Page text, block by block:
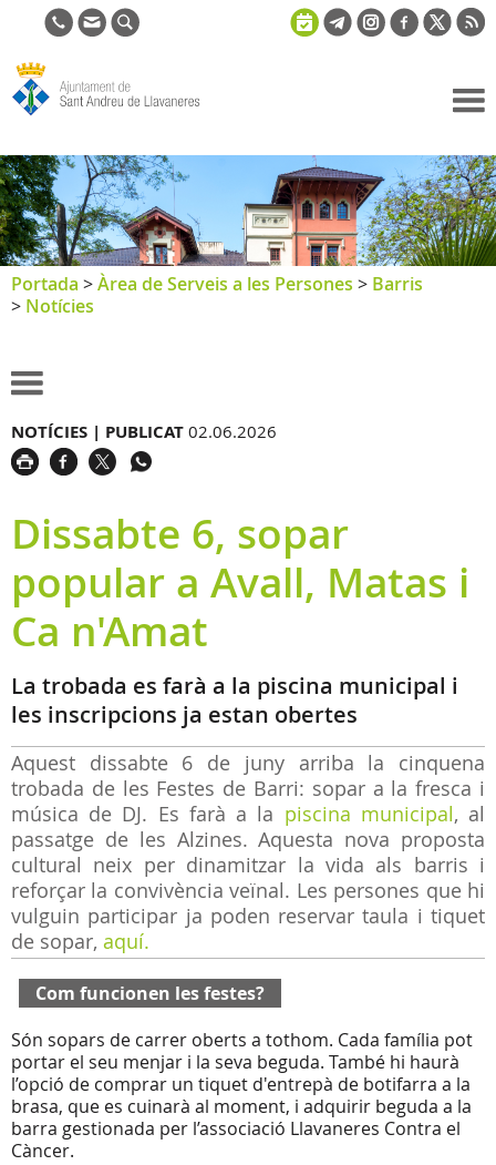
de Sant
Andreu de
Llavaneres
Portada >Àrea de Serveis a les Persones > Barris
> Notícies
NOTÍCIES | PUBLICAT 02.06.2026
Dissabte 6, sopar
popular a Avall, Matas i
Ca n'Amat
La trobada es farà a la piscina municipal i
les inscripcions ja estan obertes
Aquest dissabte 6 de juny arriba la cinquena
trobada de les Festes de Barri: sopar a la fresca i
música de DJ. Es farà a la piscina municipal, al
passatge de les Alzines. Aquesta nova proposta
cultural neix per dinamitzar la vida als barris i
reforçar la convivència veïnal. Les persones que hi
vulguin participar ja poden reservar taula i tiquet
de sopar, aquí.
Com funcionen les festes?
Són sopars de carrer oberts a tothom. Cada família pot
portar el seu menjar i la seva beguda. També hi haurà
l’opció de comprar un tiquet d'entrepà de botifarra a la
brasa, que es cuinarà al moment, i adquirir beguda a la
barra gestionada per l’associació Llavaneres Contra el
Càncer.